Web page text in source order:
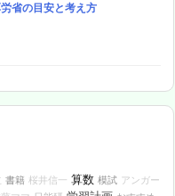
省の目安と考え方
書籍 桜井信一 算数 模試 アンガー